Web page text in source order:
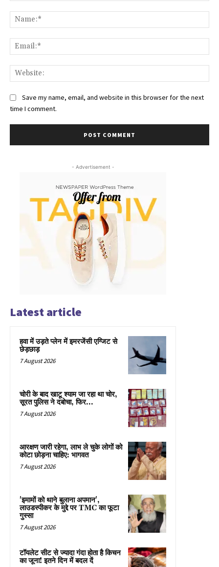
Save my name, email, and website in this browser for the next
time I comment.
- Advertisement -
Latest article
हवा में उड़ते प्लेन में इमरजेंसी एग्जिट से
छेड़छाड़
7 August 2026
चोरी के बाद खाटू श्याम जा रहा था चोर,
सूरत पुलिस ने दबोचा, फिर…
7 August 2026
आरक्षण जारी रहेगा, लाभ ले चुके लोगों को
कोटा छोड़ना चाहिए: भागवत
7 August 2026
'इमामों को थाने बुलाना अपमान',
लाउडस्पीकर के मुद्दे पर TMC का फूटा
गुस्सा
7 August 2026
टॉयलेट सीट से ज्यादा गंदा होता है किचन
का जूना! इतने दिन में बदल दें